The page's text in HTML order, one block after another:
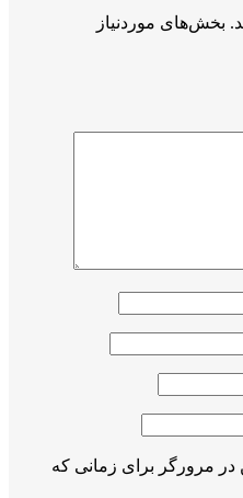
بخش‌های موردنیاز
در مرورگر برای زمانی که